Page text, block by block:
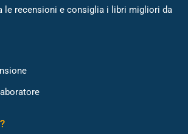
le recensioni e consiglia i libri migliori da